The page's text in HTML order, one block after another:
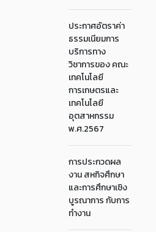
ประกาศอัตราค่า
ธรรมเนียมการ
บริการทาง
วิชาการของ คณะ
เทคโนโลยี
การเกษตรและ
เทคโนโลยี
อุตสาหกรรม
พ.ศ.2567
การประกวดผล
งาน สหกิจศึกษา
และการศึกษาเชิง
บูรณาการ กับการ
ทำงาน